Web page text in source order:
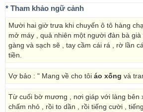
* Tham khảo ngữ cảnh
Mười hai giờ trưa khi chuyến ô tô hàng
mở máy , quả nhiên một người đàn bà già
gàng và sạch sẽ , tay cầm cái rá , rờ lần
tiền.
Vợ bảo : " Mang về cho tôi áo xống và
Từ cuối bờ mương , nơi giáp với làng bên
chấm nhỏ , rồi to dần , rồi tiếng cười ,